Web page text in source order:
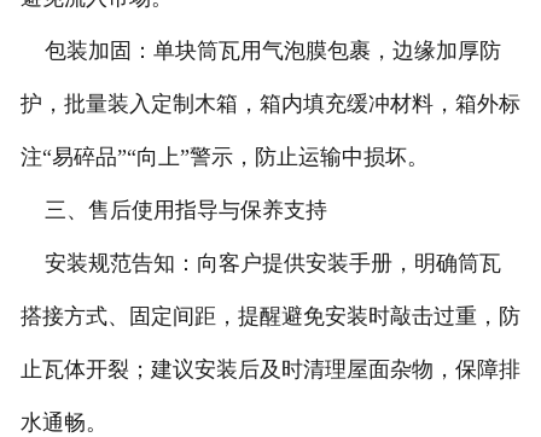
包装加固：单块筒瓦用气泡膜包裹，边缘加厚防
护，批量装入定制木箱，箱内填充缓冲材料，箱外标
注“易碎品”“向上”警示，防止运输中损坏。
三、售后使用指导与保养支持
安装规范告知：向客户提供安装手册，明确筒瓦
搭接方式、固定间距，提醒避免安装时敲击过重，防
止瓦体开裂；建议安装后及时清理屋面杂物，保障排
水通畅。